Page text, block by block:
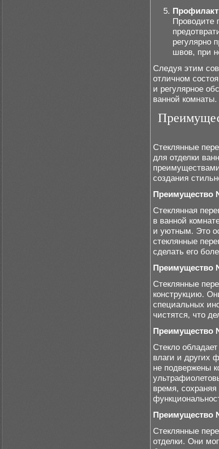
Проводите
регулярно
швов, при
Следуя этим
отличном
и регулярное
ванной комнаты.
Стеклянные
для отделки
создания
Преимущество
Стеклянная
в ванной
и уютным. Это
стеклянные
сделать его
Преимущество
Стеклянные
конструкцию.
специальных
чистятся, что
Преимущество
Стекло
влаги и других
не подвержены
время,
Преимущество
Стеклянные
отделки. Они